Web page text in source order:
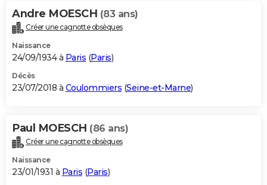
Andre MOESCH (83 ans)
Créer une cagnotte obsèques
Naissance
24/09/1934 à Paris (Paris)
Décès
23/07/2018 à Coulommiers (Seine-et-Marne)
Paul MOESCH (86 ans)
Créer une cagnotte obsèques
Naissance
23/01/1931 à Paris (Paris)